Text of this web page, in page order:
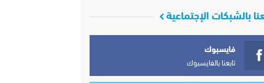
بالشبكات الإجتماعية
فايسبوك
تابعنا بالفايسبوك